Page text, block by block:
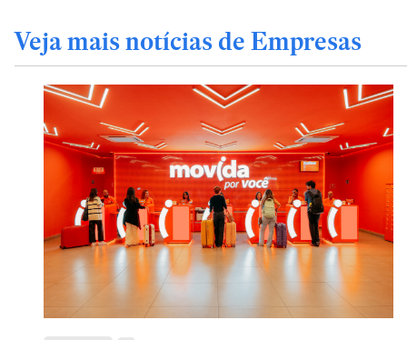
Veja mais notícias de Empresas